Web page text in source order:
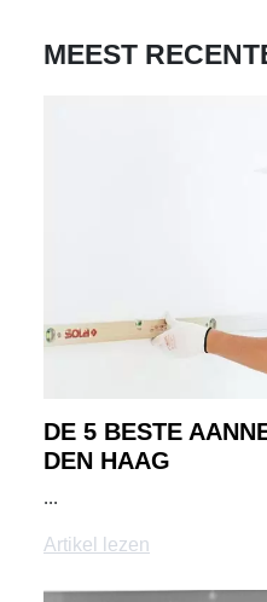
MEEST
DE 5 BESTE
DEN HAAG
...
Artikel lezen